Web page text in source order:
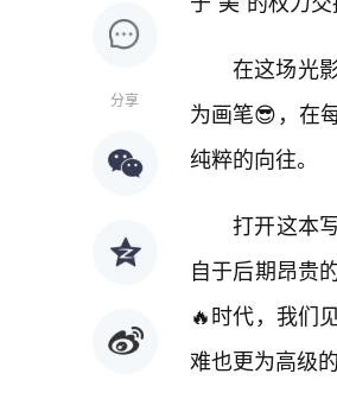
分享
在这场光
为画笔😎，在
纯粹的向往。
打开这本
自于后期昂贵
🔥时代，我们
难也更为高级